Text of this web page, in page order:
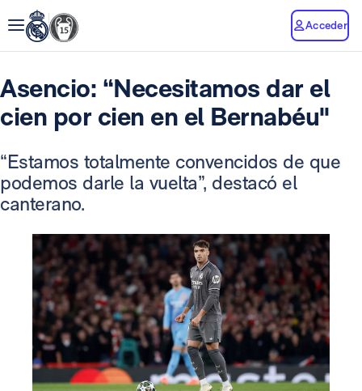
Acceder
Asencio: “Necesitamos dar el
cien por cien en el Bernabéu"
“Estamos totalmente convencidos de que
podemos darle la vuelta”, destacó el
canterano.